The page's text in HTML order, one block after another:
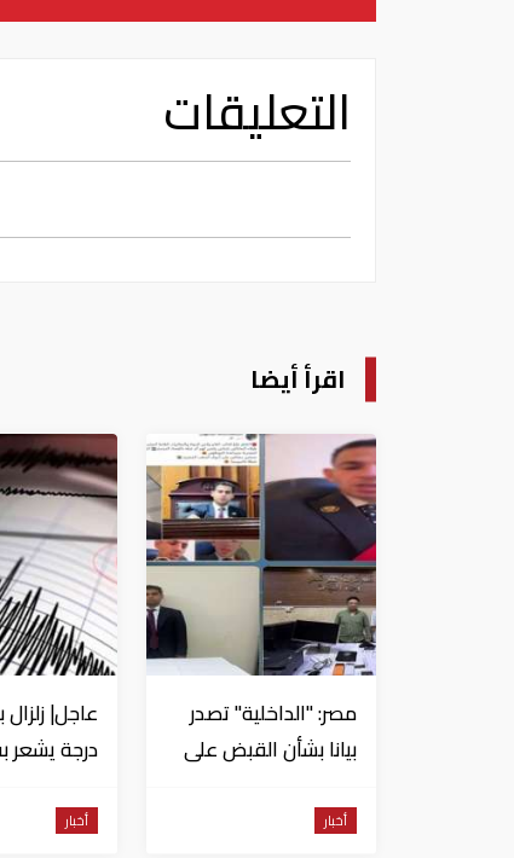
التعليقات
اقرأ أيضا
مصر: "الداخلية" تصدر
بيانا بشأن القبض على
للاستيلاء على
أخبار
من السويس
أخبار